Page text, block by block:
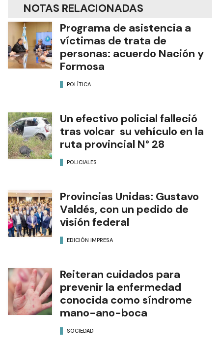
NOTAS RELACIONADAS
Programa de asistencia a
víctimas de trata de
personas: acuerdo Nación y
Formosa
POLÍTICA
Un efectivo policial falleció
tras volcar su vehículo en la
ruta provincial N° 28
POLICIALES
Provincias Unidas: Gustavo
Valdés, con un pedido de
visión federal
EDICIÓN IMPRESA
Reiteran cuidados para
prevenir la enfermedad
conocida como síndrome
mano-ano-boca
SOCIEDAD